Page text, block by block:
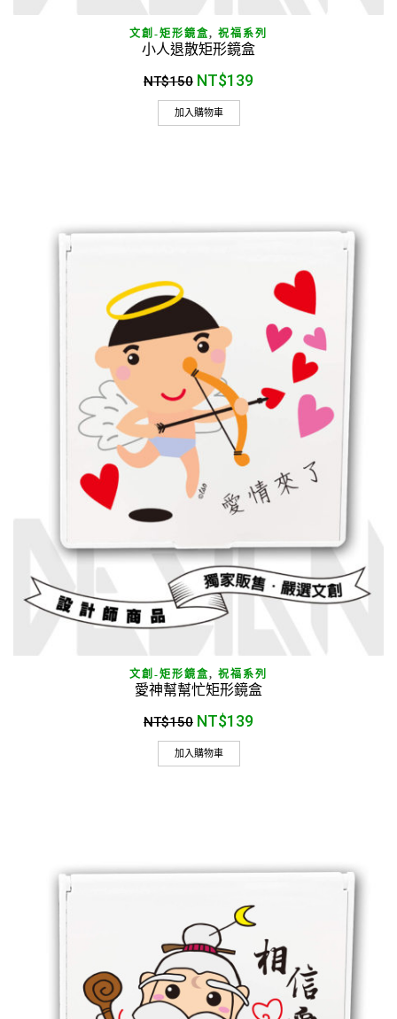
文創-矩形鏡盒, 祝福系列
小人退散矩形鏡盒
NT$150 NT$139
加入購物車
文創-矩形鏡盒, 祝福系列
愛神幫幫忙矩形鏡盒
NT$150 NT$139
加入購物車